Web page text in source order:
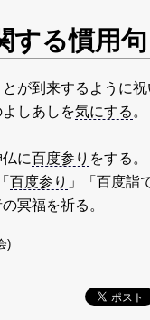
する慣用句
が到来するように祝
しあしを気にする
に百度参り をする
百度参り 」「百度詣
冥福を祈る。
)